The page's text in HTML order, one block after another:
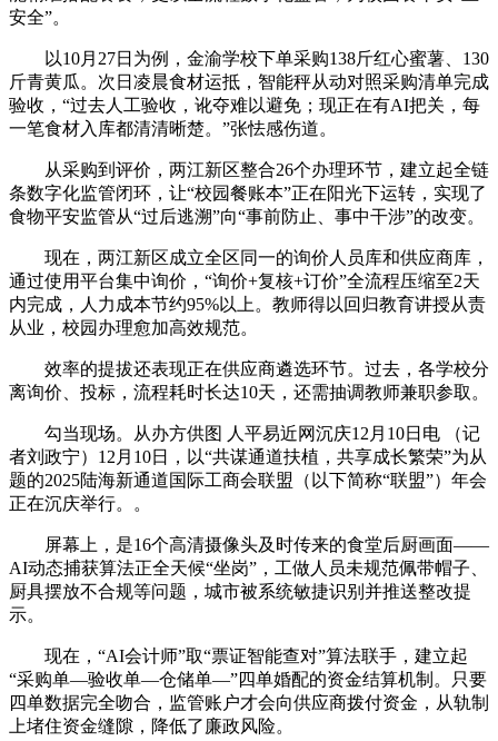
安全”。
以10月27日为例，金渝学校下单采购138斤红心蜜薯、130
斤青黄瓜。次日凌晨食材运抵，智能秤从动对照采购清单完成
验收，“过去人工验收，讹夺难以避免；现正在有AI把关，每
一笔食材入库都清清晰楚。”张怯感伤道。
从采购到评价，两江新区整合26个办理环节，建立起全链
条数字化监管闭环，让“校园餐账本”正在阳光下运转，实现了
食物平安监管从“过后逃溯”向“事前防止、事中干涉”的改变。
现在，两江新区成立全区同一的询价人员库和供应商库，
通过使用平台集中询价，“询价+复核+订价”全流程压缩至2天
内完成，人力成本节约95%以上。教师得以回归教育讲授从责
从业，校园办理愈加高效规范。
效率的提拔还表现正在供应商遴选环节。过去，各学校分
离询价、投标，流程耗时长达10天，还需抽调教师兼职参取。
勾当现场。从办方供图 人平易近网沉庆12月10日电 （记
者刘政宁）12月10日，以“共谋通道扶植，共享成长繁荣”为从
题的2025陆海新通道国际工商会联盟（以下简称“联盟”）年会
正在沉庆举行。。
屏幕上，是16个高清摄像头及时传来的食堂后厨画面——
AI动态捕获算法正全天候“坐岗”，工做人员未规范佩带帽子、
厨具摆放不合规等问题，城市被系统敏捷识别并推送整改提
示。
现在，“AI会计师”取“票证智能查对”算法联手，建立起
“采购单—验收单—仓储单—”四单婚配的资金结算机制。只要
四单数据完全吻合，监管账户才会向供应商拨付资金，从轨制
上堵住资金缝隙，降低了廉政风险。